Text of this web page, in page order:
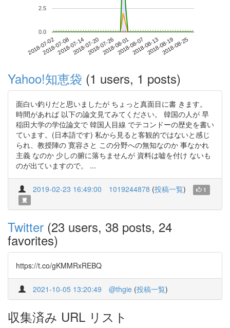
2018-07-022018-07-082018-07-142018-07-202018-07-262018-08-012018-08-072018-08-132018-08-192018-08-25
0.0
2.5
Yahoo!知恵袋 (1 users, 1 posts)
面白い釣りだと思いましたが ちょっと真面目に書 きます。
時間があれば 以下の論文見てみてください。 韓国の人が 早
稲田大学の学位論文で 韓国人目線 でテコンドーの歴史を書い
ています。(日本語です) 私から見ると客観的ではないと感じ
られ、教授陣の 寛容さと この分野への無知なのか 事なかれ
主義 なのか 少しの腑に落ちませんが 資料は嘘を付け ないも
のが出ていますので。 ...
2019-02-23 16:49:00 1019244878 (投稿一覧) 1
Twitter (23 users, 38 posts, 24
favorites)
https://t.co/gKMMRxREBQ
2021-10-05 13:20:49 @thgie (投稿一覧)
収集済み URL リスト